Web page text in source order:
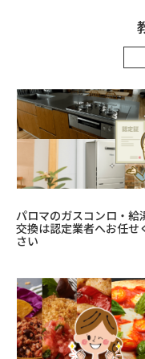
パロマのガスコンロ・給
交換は認定業者へお任せ
さい